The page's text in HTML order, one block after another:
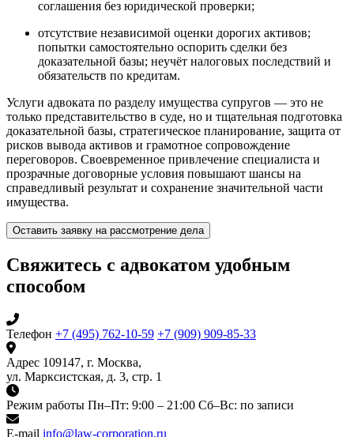
соглашения без юридической проверки;
отсутствие независимой оценки дорогих активов;
попытки самостоятельно оспорить сделки без
доказательной базы; неучёт налоговых последствий и
обязательств по кредитам.
Услуги адвоката по разделу имущества супругов — это не
только представительство в суде, но и тщательная подготовка
доказательной базы, стратегическое планирование, защита от
рисков вывода активов и грамотное сопровождение
переговоров. Своевременное привлечение специалиста и
прозрачные договорные условия повышают шансы на
справедливый результат и сохранение значительной части
имущества.
Оставить заявку на рассмотрение дела
Свяжитесь с адвокатом удобным
способом
Телефон +7 (495) 762-10-59 +7 (909) 909-85-33
Адрес 109147, г. Москва,
ул. Марксистская, д. 3, стр. 1
Режим работы Пн–Пт: 9:00 – 21:00 Сб–Вс: по записи
E-mail info@law-corporation.ru